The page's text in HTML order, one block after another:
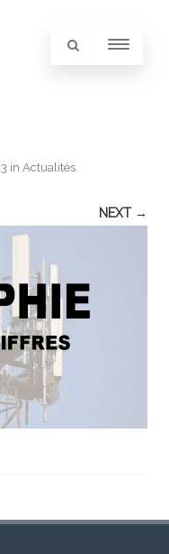
in Actualités.
NEXT →